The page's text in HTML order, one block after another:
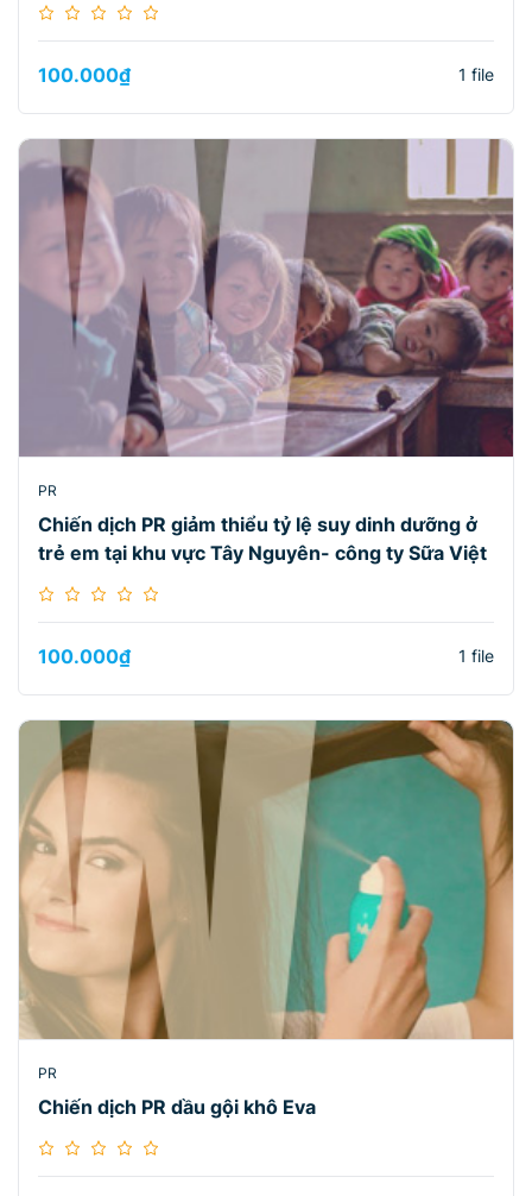
100.000₫ 1 file
PR
Chiến dịch PR giảm thiểu tỷ lệ suy dinh dưỡng ở
trẻ em tại khu vực Tây Nguyên- công ty Sữa Việt
100.000₫ 1 file
PR
Chiến dịch PR dầu gội khô Eva